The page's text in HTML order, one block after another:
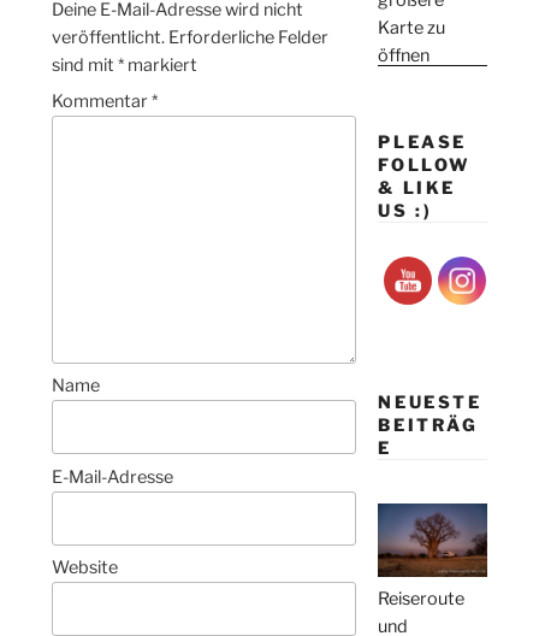
Deine E-Mail-Adresse wird nicht
veröffentlicht. Erforderliche Felder
sind mit* markiert
Kommentar*
Name
E-Mail-Adresse
Website
PLEASE
FOLLOW
& LIKE
US :)
NEUESTE
BEITRÄG
E
Reiseroute
und